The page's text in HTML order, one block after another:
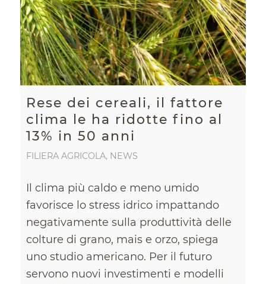
Rese dei cereali, il fattore
clima le ha ridotte fino al
13% in 50 anni
FILIERA AGRICOLA, NEWS
Il clima più caldo e meno umido
favorisce lo stress idrico impattando
negativamente sulla produttività delle
colture di grano, mais e orzo, spiega
uno studio americano. Per il futuro
servono nuovi investimenti e modelli